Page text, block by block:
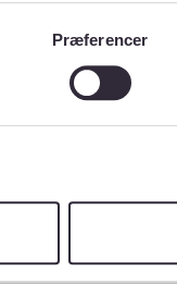
Præferencer